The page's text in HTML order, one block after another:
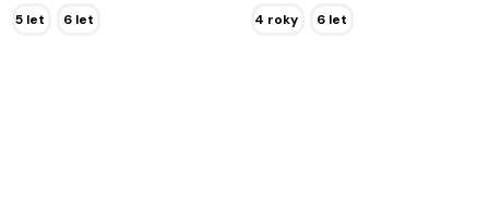
5 let 6 let 4 roky 6 let